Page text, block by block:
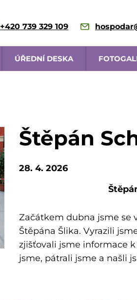
+420 739 329 109
ÚŘEDNÍ DESKA
Štěpán
28. 4. 2026
Začátkem dubna jsme se
Štěpána Šlika. Vyrazili
zjišťovali jsme informace
jsme, pátrali jsme a našli